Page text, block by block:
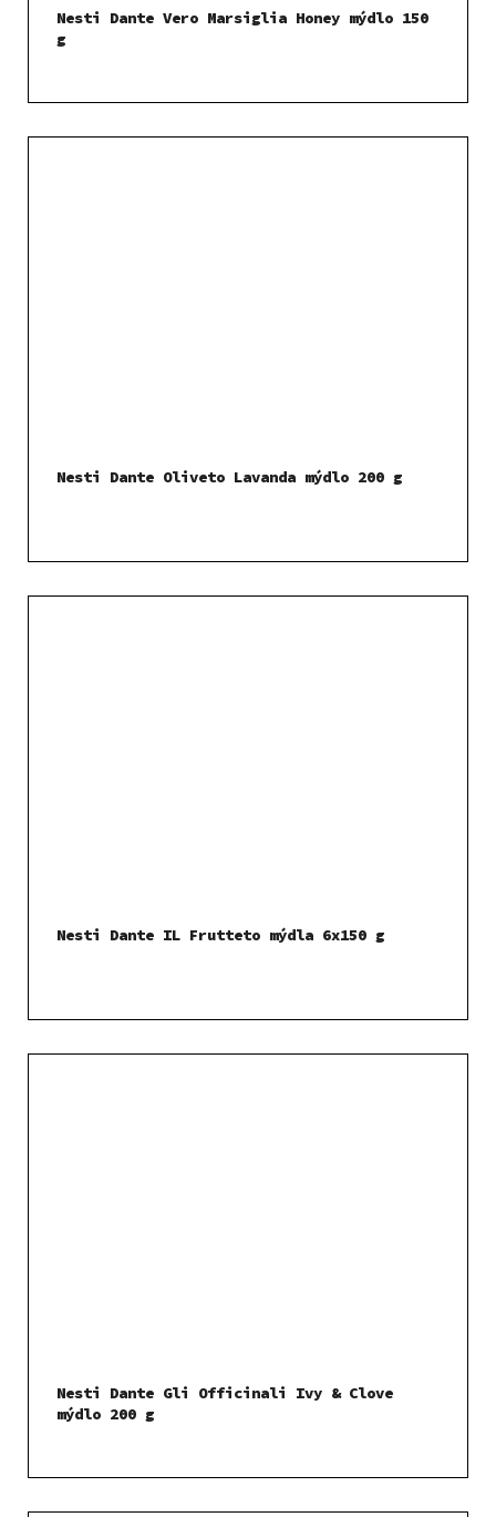
Nesti Dante Vero Marsiglia Honey mýdlo 150
g
Nesti Dante Oliveto Lavanda mýdlo 200 g
Nesti Dante IL Frutteto mýdla 6x150 g
Nesti Dante Gli Officinali Ivy & Clove
mýdlo 200 g